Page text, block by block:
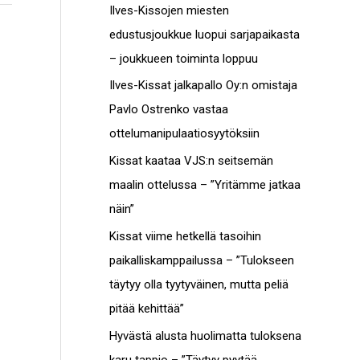
c
h
f
o
r
Ilves-Kissojen miesten
edustusjoukkue luopui sarjapaikasta
– joukkueen toiminta loppuu
Ilves-Kissat jalkapallo Oy:n omistaja
Pavlo Ostrenko vastaa
ottelumanipulaatiosyytöksiin
Kissat kaataa VJS:n seitsemän
maalin ottelussa – ”Yritämme jatkaa
näin”
Kissat viime hetkellä tasoihin
paikalliskamppailussa – ”Tulokseen
täytyy olla tyytyväinen, mutta peliä
pitää kehittää”
Hyvästä alusta huolimatta tuloksena
t
o